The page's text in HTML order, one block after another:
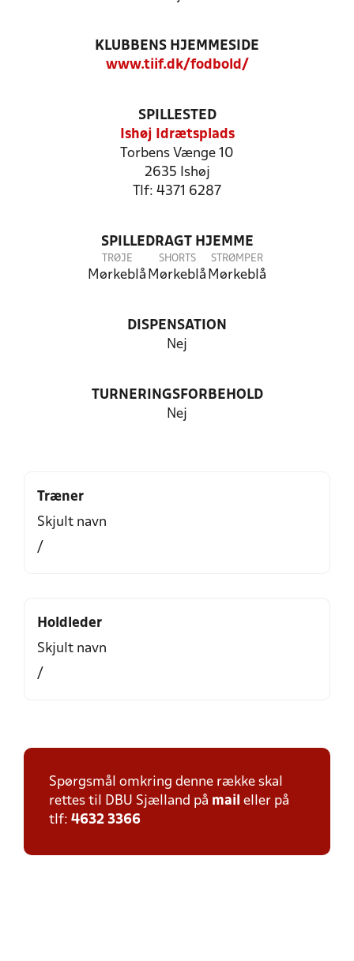
KLUBBENS HJEMMESIDE
www.tiif.dk/fodbold/
SPILLESTED
Ishøj Idrætsplads
Torbens Vænge 10
2635 Ishøj
Tlf: 4371 6287
SPILLEDRAGT HJEMME
TRØJE
Mørkeblå
SHORTS
Mørkeblå
STRØMPER
Mørkeblå
DISPENSATION
Nej
TURNERINGSFORBEHOLD
Nej
Træner
Skjult navn
/
Holdleder
Skjult navn
/
Spørgsmål omkring denne række skal
rettes til DBU Sjælland på mail eller på
tlf: 4632 3366